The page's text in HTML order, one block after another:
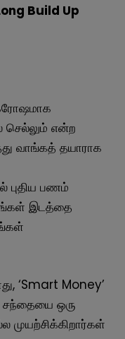
Build Up
செல்லும் என்ற
வாங்கத் தயாராக
புதிய பணம்
தங்கள் இடத்தை
‘Smart Money’
சந்தையை ஒரு
முயற்சிக்கிறார்கள்